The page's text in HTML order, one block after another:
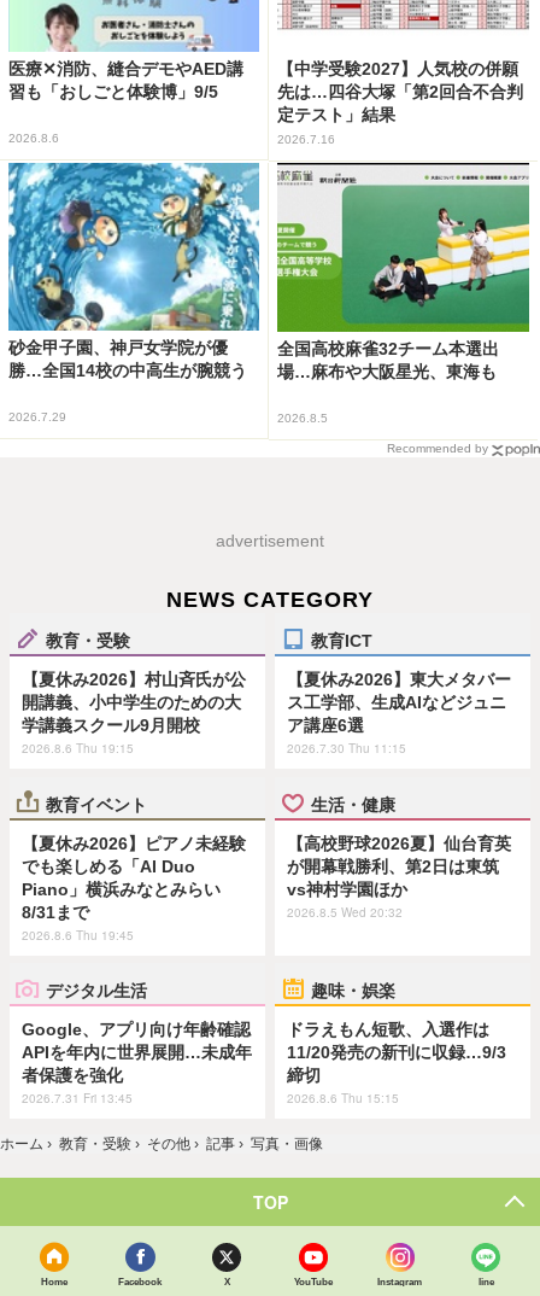
医療✕消防、縫合デモやAED講
習も「おしごと体験博」9/5
2026.8.6
【中学受験2027】人気校の併願
先は…四谷大塚「第2回合不合判
定テスト」結果
2026.7.16
砂金甲子園、神戸女学院が優
勝…全国14校の中高生が腕競う
2026.7.29
全国高校麻雀32チーム本選出
場…麻布や大阪星光、東海も
2026.8.5
Recommended by
advertisement
NEWS CATEGORY
教育・受験
【夏休み2026】村山斉氏が公
開講義、小中学生のための大
学講義スクール9月開校
2026.8.6 Thu 19:15
教育ICT
【夏休み2026】東大メタバー
ス工学部、生成AIなどジュニ
ア講座6選
2026.7.30 Thu 11:15
教育イベント
【夏休み2026】ピアノ未経験
でも楽しめる「AI Duo
Piano」横浜みなとみらい
8/31まで
2026.8.6 Thu 19:45
生活・健康
【高校野球2026夏】仙台育英
が開幕戦勝利、第2日は東筑
vs神村学園ほか
2026.8.5 Wed 20:32
デジタル生活
Google、アプリ向け年齢確認
APIを年内に世界展開…未成年
者保護を強化
2026.7.31 Fri 13:45
趣味・娯楽
ドラえもん短歌、入選作は
11/20発売の新刊に収録…9/3
締切
2026.8.6 Thu 15:15
ホーム › 教育・受験 › その他 › 記事 › 写真・画像
TOP
Home Facebook X YouTube Instagram line